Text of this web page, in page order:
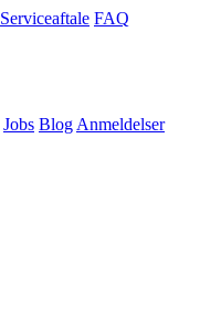
Serviceaftale FAQ
Jobs Blog Anmeldelser